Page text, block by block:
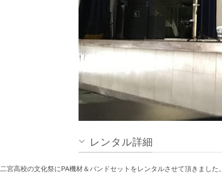
レンタル詳細
二宮高校の文化祭にPA機材＆バンドセットをレンタルさせて頂きました。